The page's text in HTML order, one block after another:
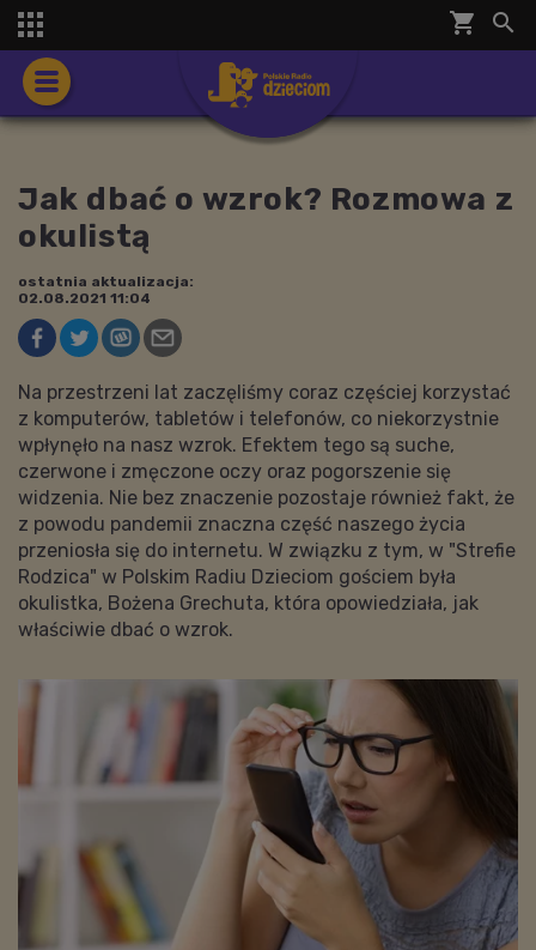
shopping_cart 

Jak dbać o wzrok? Rozmowa z
okulistą
ostatnia aktualizacja:
02.08.2021 11:04
Na przestrzeni lat zaczęliśmy coraz częściej korzystać
z komputerów, tabletów i telefonów, co niekorzystnie
wpłynęło na nasz wzrok. Efektem tego są suche,
czerwone i zmęczone oczy oraz pogorszenie się
widzenia. Nie bez znaczenie pozostaje również fakt, że
z powodu pandemii znaczna część naszego życia
przeniosła się do internetu. W związku z tym, w "Strefie
Rodzica" w Polskim Radiu Dzieciom gościem była
okulistka, Bożena Grechuta, która opowiedziała, jak
właściwie dbać o wzrok.